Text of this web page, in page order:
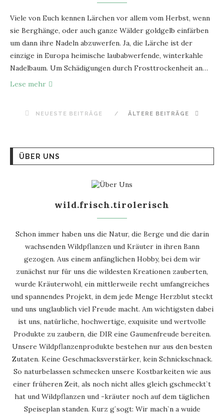
Viele von Euch kennen Lärchen vor allem vom Herbst, wenn
sie Berghänge, oder auch ganze Wälder goldgelb einfärben
um dann ihre Nadeln abzuwerfen. Ja, die Lärche ist der
einzige in Europa heimische laubabwerfende, winterkahle
Nadelbaum. Um Schädigungen durch Frosttrockenheit an…
Lese mehr
NEUESTE BEITRÄGE ÄLTERE BEITRÄGE
ÜBER UNS
wild.frisch.tirolerisch
Schon immer haben uns die Natur, die Berge und die darin
wachsenden Wildpflanzen und Kräuter in ihren Bann
gezogen. Aus einem anfänglichen Hobby, bei dem wir
zunächst nur für uns die wildesten Kreationen zauberten,
wurde Kräuterwohl, ein mittlerweile recht umfangreiches
und spannendes Projekt, in dem jede Menge Herzblut steckt
und uns unglaublich viel Freude macht. Am wichtigsten dabei
ist uns, natürliche, hochwertige, exquisite und wertvolle
Produkte zu zaubern, die DIR eine Gaumenfreude bereiten.
Unsere Wildpflanzenprodukte bestehen nur aus den besten
Zutaten. Keine Geschmacksverstärker, kein Schnickschnack.
So naturbelassen schmecken unsere Kostbarkeiten wie aus
einer früheren Zeit, als noch nicht alles gleich gschmeckt`t
hat und Wildpflanzen und -kräuter noch auf dem täglichen
Speiseplan standen. Kurz g`sogt: Wir mach`n a wuide